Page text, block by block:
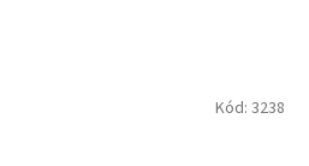
Kód: 3238